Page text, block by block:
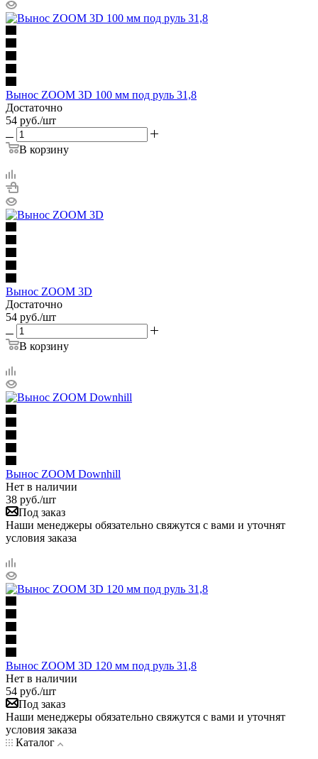
Вынос ZOOM 3D 100 мм под руль 31,8
Достаточно
54 руб./шт
В корзину
Вынос ZOOM 3D
Достаточно
54 руб./шт
В корзину
Вынос ZOOM Downhill
Нет в наличии
38 руб./шт
Под заказ
Наши менеджеры обязательно свяжутся с вами и уточнят
условия заказа
Вынос ZOOM 3D 120 мм под руль 31,8
Нет в наличии
54 руб./шт
Под заказ
Наши менеджеры обязательно свяжутся с вами и уточнят
условия заказа
Каталог